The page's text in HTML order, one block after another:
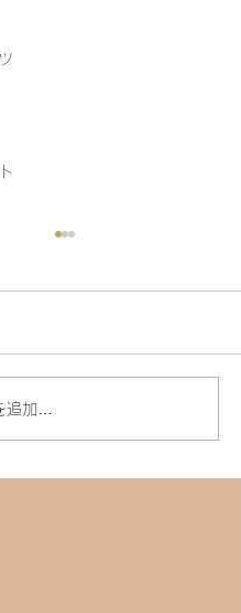
めての味噌教室
追加…